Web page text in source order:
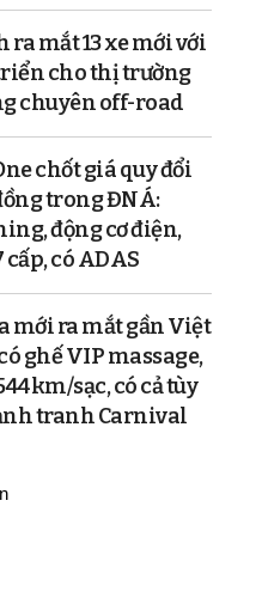
mắt 13 xe mới với
cho thị trường
chuyên off-road
chốt giá quy đổi
trong ĐNÁ:
động cơ điện,
cấp, có ADAS
mới ra mắt gần Việt
ghế VIP massage,
sạc, có cả tùy
tranh Carnival